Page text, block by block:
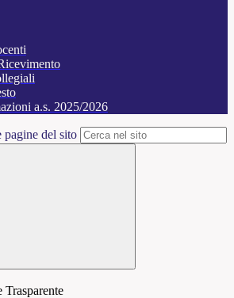
a.s. 2025/2026
pagine del sito